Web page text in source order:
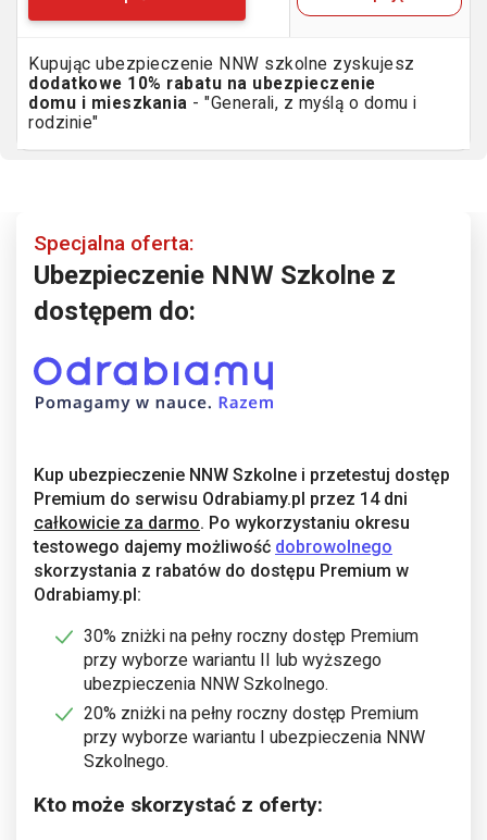
Kupując ubezpieczenie NNW szkolne zyskujesz
dodatkowe 10% rabatu na ubezpieczenie
domu i mieszkania - "Generali, z myślą o domu i
rodzinie"
Specjalna oferta:
Ubezpieczenie NNW Szkolne z
dostępem do:
Kup ubezpieczenie NNW Szkolne i przetestuj dostęp
Premium do serwisu Odrabiamy.pl przez 14 dni
całkowicie za darmo. Po wykorzystaniu okresu
testowego dajemy możliwość dobrowolnego
skorzystania z rabatów do dostępu Premium w
Odrabiamy.pl:
30% zniżki na pełny roczny dostęp Premium
przy wyborze wariantu II lub wyższego
ubezpieczenia NNW Szkolnego.
20% zniżki na pełny roczny dostęp Premium
przy wyborze wariantu I ubezpieczenia NNW
Szkolnego.
Kto może skorzystać z oferty: